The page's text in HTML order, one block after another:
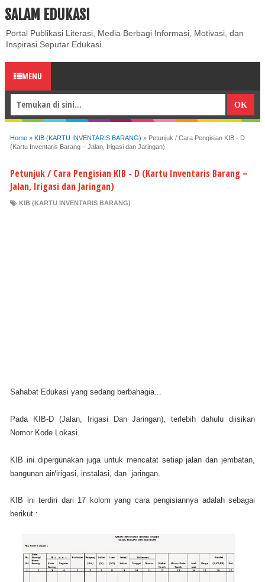
ABOUT CONTACT US
SALAM EDUKASI
Portal Publikasi Literasi, Media Berbagi Informasi, Motivasi, dan
Inspirasi Seputar Edukasi.
MENU
Home » KIB (KARTU INVENTARIS BARANG) » Petunjuk / Cara Pengisian KIB - D
(Kartu Inventaris Barang – Jalan, Irigasi dan Jaringan)
Petunjuk / Cara Pengisian KIB - D (Kartu Inventaris Barang –
Jalan, Irigasi dan Jaringan)
KIB (KARTU INVENTARIS BARANG)
Sahabat Edukasi yang sedang berbahagia...
Pada KIB-D (Jalan, Irigasi Dan Jaringan), terlebih dahulu diisikan
Nomor Kode Lokasi.
KIB ini dipergunakan juga untuk mencatat setiap jalan dan jembatan,
bangunan air/irigasi, instalasi, dan jaringan.
KIB ini terdiri dari 17 kolom yang cara pengisiannya adalah sebagai
berikut :